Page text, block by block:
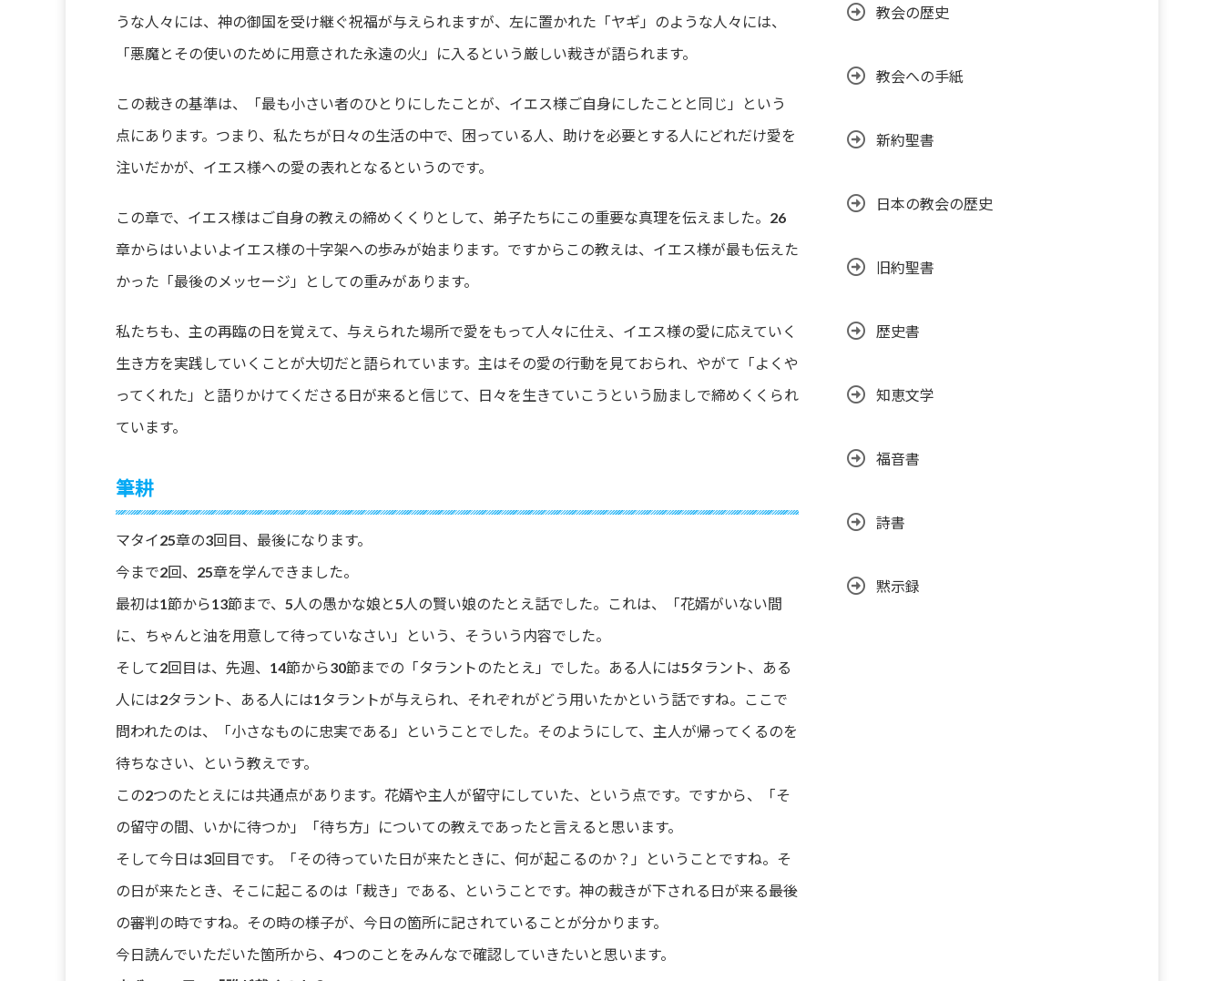
上
キ
を
く
さ
うな人々には、神の御国を受け継ぐ祝福が与えられますが、左に置かれた「ヤギ」のような人々には、
「悪魔とその使いのために用意された永遠の火」に入るという厳しい裁きが語られます。
この裁きの基準は、「最も小さい者のひとりにしたことが、イエス様ご自身にしたことと同じ」という
点にあります。つまり、私たちが日々の生活の中で、困っている人、助けを必要とする人にどれだけ愛を
注いだかが、イエス様への愛の表れとなるというのです。
この章で、イエス様はご自身の教えの締めくくりとして、弟子たちにこの重要な真理を伝えました。26
章からはいよいよイエス様の十字架への歩みが始まります。ですからこの教えは、イエス様が最も伝えた
かった「最後のメッセージ」としての重みがあります。
私たちも、主の再臨の日を覚えて、与えられた場所で愛をもって人々に仕え、イエス様の愛に応えていく
生き方を実践していくことが大切だと語られています。主はその愛の行動を見ておられ、やがて「よくや
ってくれた」と語りかけてくださる日が来ると信じて、日々を生きていこうという励ましで締めくくられ
ています。
筆耕
マタイ25章の3回目、最後になります。
今まで2回、25章を学んできました。
最初は1節から13節まで、5人の愚かな娘と5人の賢い娘のたとえ話でした。これは、「花婿がいない間
に、ちゃんと油を用意して待っていなさい」という、そういう内容でした。
そして2回目は、先週、14節から30節までの「タラントのたとえ」でした。ある人には5タラント、ある
人には2タラント、ある人には1タラントが与えられ、それぞれがどう用いたかという話ですね。ここで
問われたのは、「小さなものに忠実である」ということでした。そのようにして、主人が帰ってくるのを
待ちなさい、という教えです。
この2つのたとえには共通点があります。花婿や主人が留守にしていた、という点です。ですから、「そ
の留守の間、いかに待つか」「待ち方」についての教えであったと言えると思います。
そして今日は3回目です。「その待っていた日が来たときに、何が起こるのか？」ということですね。そ
の日が来たとき、そこに起こるのは「裁き」である、ということです。神の裁きが下される日が来る――最後
の審判の時ですね。その時の様子が、今日の箇所に記されていることが分かります。
今日読んでいただいた箇所から、4つのことをみんなで確認していきたいと思います。
教会の歴史
教会への手紙
新約聖書
日本の教会の歴史
旧約聖書
歴史書
知恵文学
福音書
詩書
黙示録